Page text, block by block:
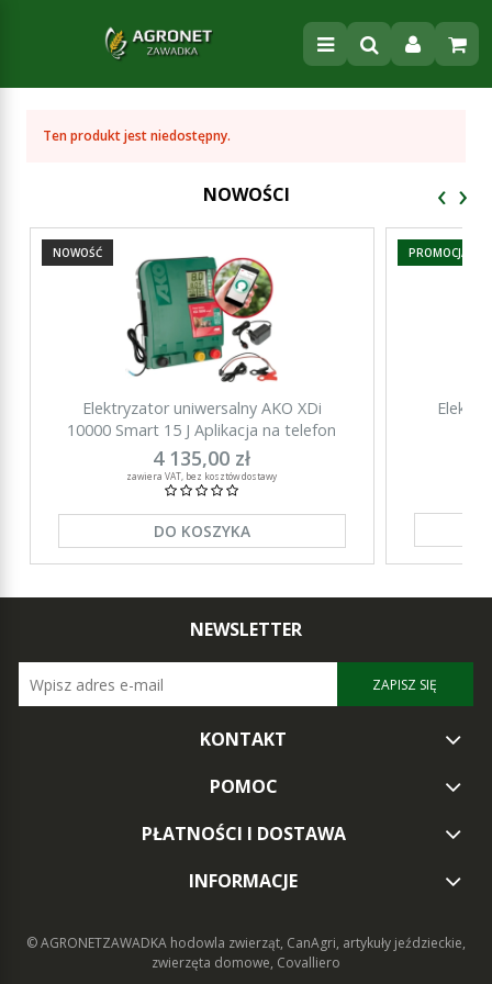
Ten produkt jest niedostępny.
NOWOŚCI
Elektryzator uniwersalny AKO XDi
10000 Smart 15 J Aplikacja na telefon
4 135,00 zł
zawiera VAT, bez kosztów dostawy
DO KOSZYKA
NOWOŚĆ PROMOCJA
‹ ›
NEWSLETTER
ZAPISZ SIĘ
KONTAKT
POMOC
PŁATNOŚCI I DOSTAWA
INFORMACJE
© AGRONETZAWADKA hodowla zwierząt, CanAgri, artykuły jeździeckie,
zwierzęta domowe, Covalliero